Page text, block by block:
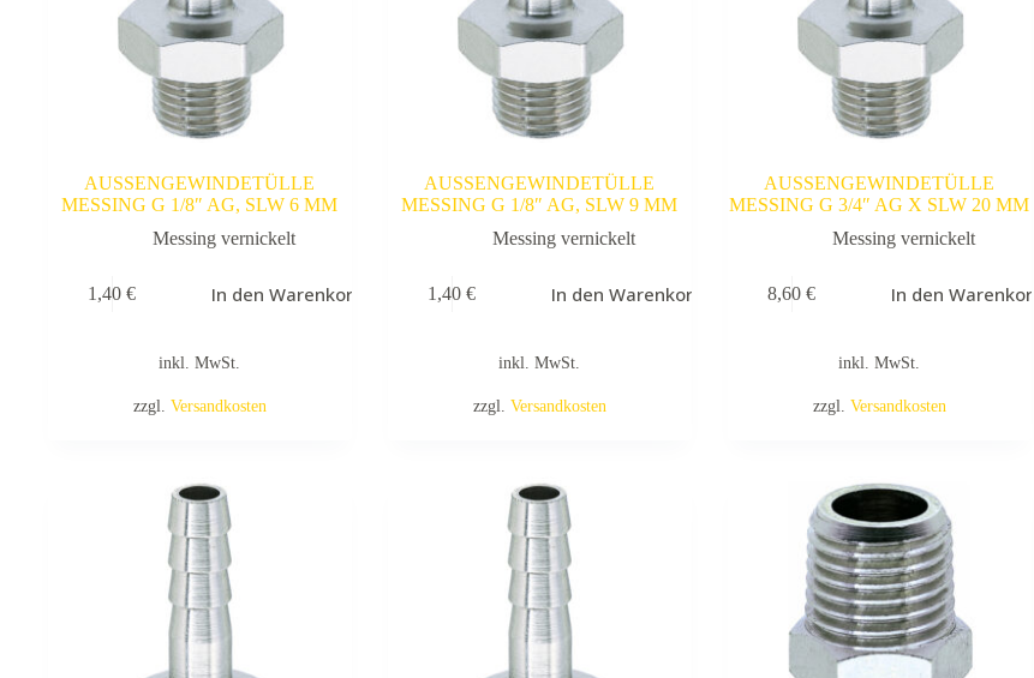
AUSSENGEWINDETÜLLE
MESSING G 1/8″ AG, SLW 6 MM
Messing vernickelt
1,40€ In den Warenkorb
inkl. MwSt.
zzgl. Versandkosten
AUSSENGEWINDETÜLLE
MESSING G 1/8″ AG, SLW 9 MM
Messing vernickelt
1,40€ In den Warenkorb
inkl. MwSt.
zzgl. Versandkosten
AUSSENGEWINDETÜLLE
MESSING G 3/4″ AG X SLW 20 MM
Messing vernickelt
8,60€ In den Warenkorb
inkl. MwSt.
zzgl. Versandkosten